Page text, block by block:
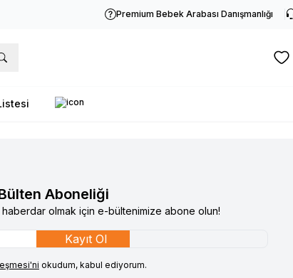
Premium Bebek Arabası Danışmanlığı
Aboneliği
olmak için e-bültenimize abone olun!
Kayıt Ol
okudum, kabul ediyorum.